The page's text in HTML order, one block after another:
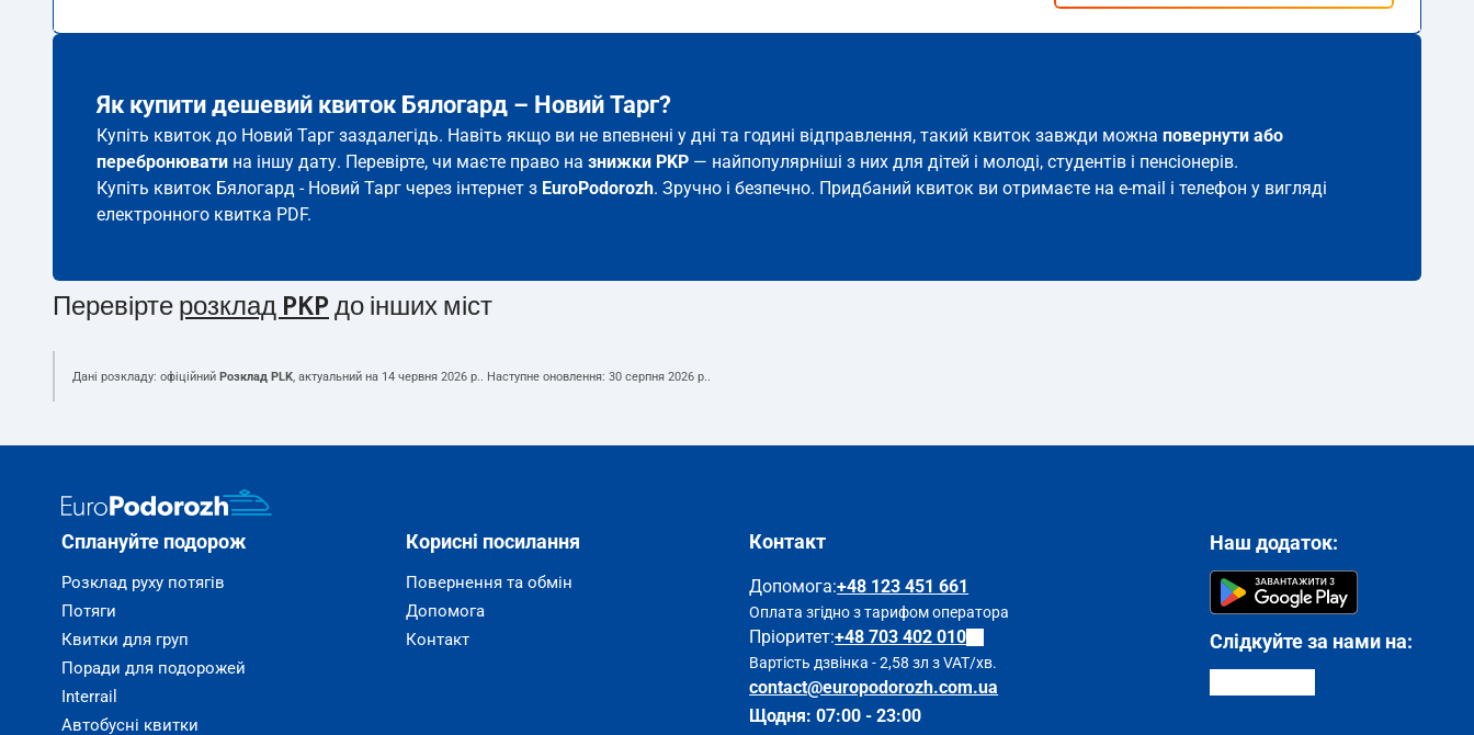
Як купити дешевий квиток Бялогард – Новий Тарг?
Купіть квиток до Новий Тарг заздалегідь. Навіть якщо ви не впевнені у дні та годині відправлення, такий квиток завжди можна повернути або
перебронювати на іншу дату. Перевірте, чи маєте право на знижки PKP — найпопулярніші з них для дітей і молоді, студентів і пенсіонерів.
Купіть квиток Бялогард - Новий Тарг через інтернет з EuroPodorozh. Зручно і безпечно. Придбаний квиток ви отримаєте на e-mail і телефон у вигляді
електронного квитка PDF.
Перевірте розклад PKP до інших міст
Дані розкладу: офіційний Розклад PLK, актуальний на 14 червня 2026 р.. Наступне оновлення: 30 серпня 2026 р..
Сплануйте подорож
Розклад руху потягів
Потяги
Квитки для груп
Поради для подорожей
Interrail
Автобусні квитки
Корисні посилання
Повернення та обмін
Допомога
Контакт
Контакт
Допомога:+48 123 451 661
Оплата згідно з тарифом оператора
Пріоритет:+48 703 402 010
Вартість дзвінка - 2,58 зл з VAT/хв.
contact@europodorozh.com.ua
Щодня: 07:00 - 23:00
Наш додаток:
Слідкуйте за нами на: